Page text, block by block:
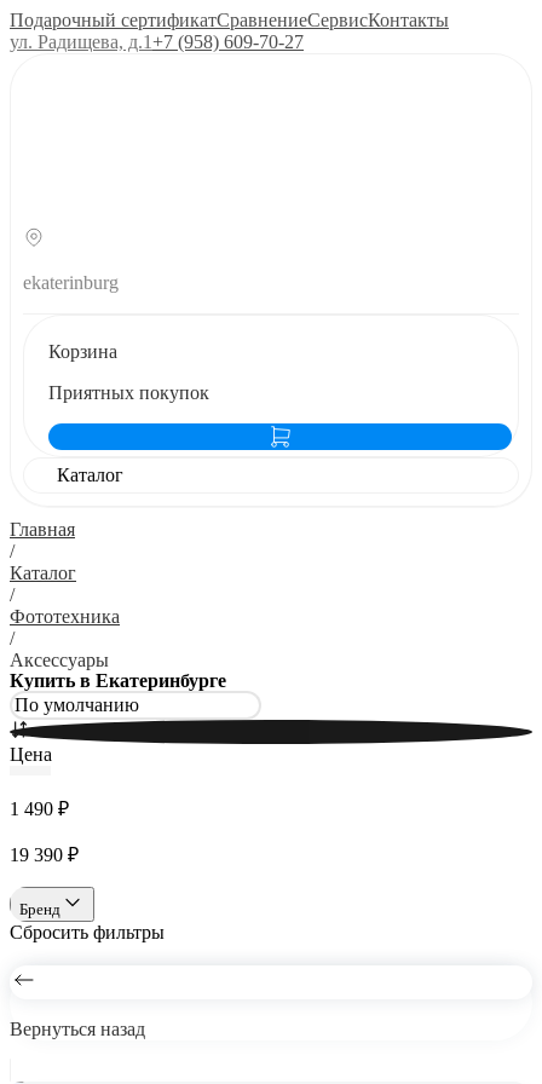
Подарочный сертификатСравнениеСервисКонтакты
ул. Радищева, д.1+7 (958) 609‑70‑27
ekaterinburg
Корзина
Приятных покупок
Каталог
Главная
/
Каталог
/
Фототехника
/
Аксессуары
Купить в Екатеринбурге
Цена
1 490 ₽
19 390 ₽
Бренд
Сбросить фильтры
Вернуться назад